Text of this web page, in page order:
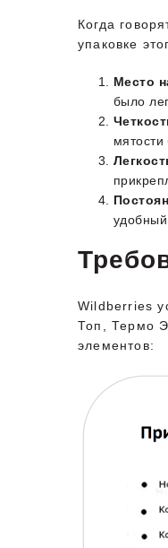
Когда
упаковке
Место
было
Wildberries
Топ, Термо
элементов: